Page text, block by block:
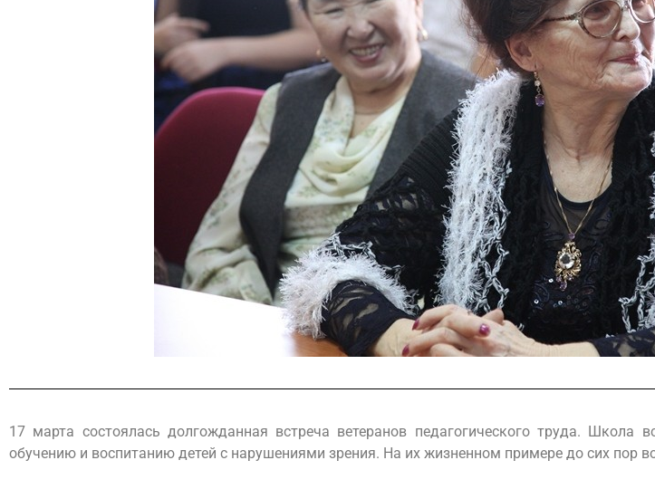
17 марта состоялась долгожданная встреча ветеранов педагогического труда. Школа
обучению и воспитанию детей с нарушениями зрения. На их жизненном примере до сих пор